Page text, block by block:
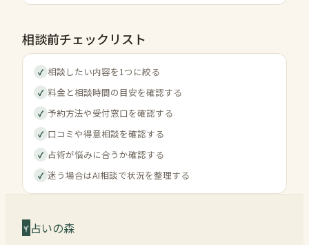
相談前チェックリスト
✓ 相談したい内容を1つに絞る
✓ 料金と相談時間の目安を確認する
✓ 予約方法や受付窓口を確認する
✓ 口コミや得意相談を確認する
✓ 占術が悩みに合うか確認する
✓ 迷う場合はAI相談で状況を整理する
占いの森